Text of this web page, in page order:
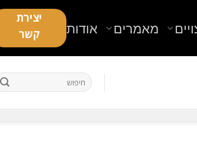
מאמרים אודות
יצירת
קשר